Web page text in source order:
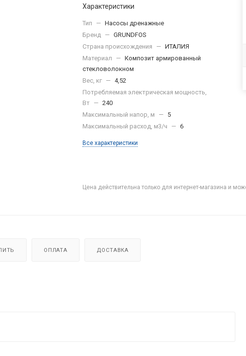
Характеристики
Тип — Насосы дренажные
Бренд — GRUNDFOS
Страна происхождения
— ИТАЛИЯ
Материал
— Композит армированный
стекловолокном
Вес, кг — 4,52
Потребляемая электрическая мощность,
Вт — 240
Максимальный напор, м
— 5
Максимальный расход, м3/ч
— 6
Все характеристики
Цена действительна только для интернет-магазина и
ОПЛАТА ДОСТАВКА